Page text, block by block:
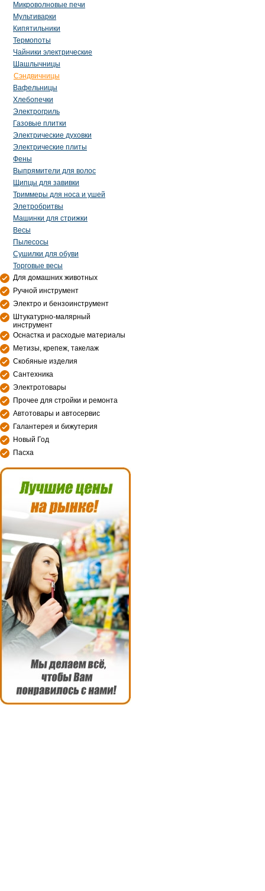
Микроволновые печи
Мультиварки
Кипятильники
Термопоты
Чайники электрические
Шашлычницы
Сэндвичницы
Вафельницы
Хлебопечки
Электрогриль
Газовые плитки
Электрические духовки
Электрические плиты
Фены
Выпрямители для волос
Щипцы для завивки
Триммеры для носа и ушей
Элетробритвы
Машинки для стрижки
Весы
Пылесосы
Сушилки для обуви
Торговые весы
Для домашних животных
Ручной инструмент
Электро и бензоинструмент
Штукатурно-малярный
инструмент
Оснастка и расходые материалы
Метизы, крепеж, такелаж
Скобяные изделия
Сантехника
Электротовары
Прочее для стройки и ремонта
Автотовары и автосервис
Галантерея и бижутерия
Новый Год
Пасха